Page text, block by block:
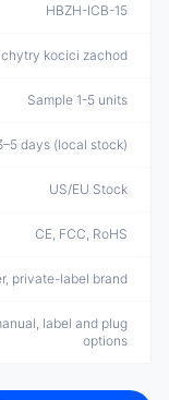
HBZH-ICB-15
kocici zachod
Sample 1-5 units
days (local stock)
US/EU Stock
CE, FCC, RoHS
private-label brand
label and plug
options